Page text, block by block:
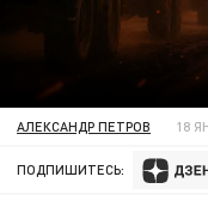
АЛЕКСАНДР ПЕТРОВ 18
ПОДПИШИТЕСЬ: